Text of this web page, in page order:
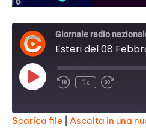
Giornale radio
Esteri del 08
Play
Episode
1x
Scarica file Ascolta in una